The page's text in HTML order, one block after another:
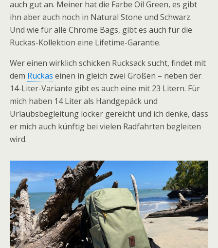
auch gut an. Meiner hat die Farbe Oil Green, es gibt
ihn aber auch noch in Natural Stone und Schwarz.
Und wie für alle Chrome Bags, gibt es auch für die
Ruckas-Kollektion eine Lifetime-Garantie.
Wer einen wirklich schicken Rucksack sucht, findet mit
dem Ruckas einen in gleich zwei Größen – neben der
14-Liter-Variante gibt es auch eine mit 23 Litern. Für
mich haben 14 Liter als Handgepäck und
Urlaubsbegleitung locker gereicht und ich denke, dass
er mich auch künftig bei vielen Radfahrten begleiten
wird.